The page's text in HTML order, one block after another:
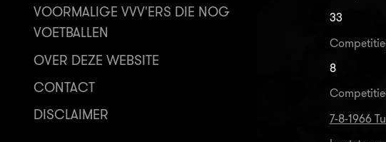
VOORMALIGE VVV'ERS DIE NOG
VOETBALLEN
OVER DEZE WEBSITE
CONTACT
DISCLAIMER
33
8
7-8-1966